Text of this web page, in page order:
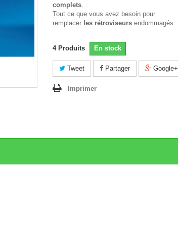
complets.
Tout ce que vous avez besoin pour
remplacer les rétroviseurs endommagés.
4 Produits En stock
Tweet Partager Google+
Imprimer